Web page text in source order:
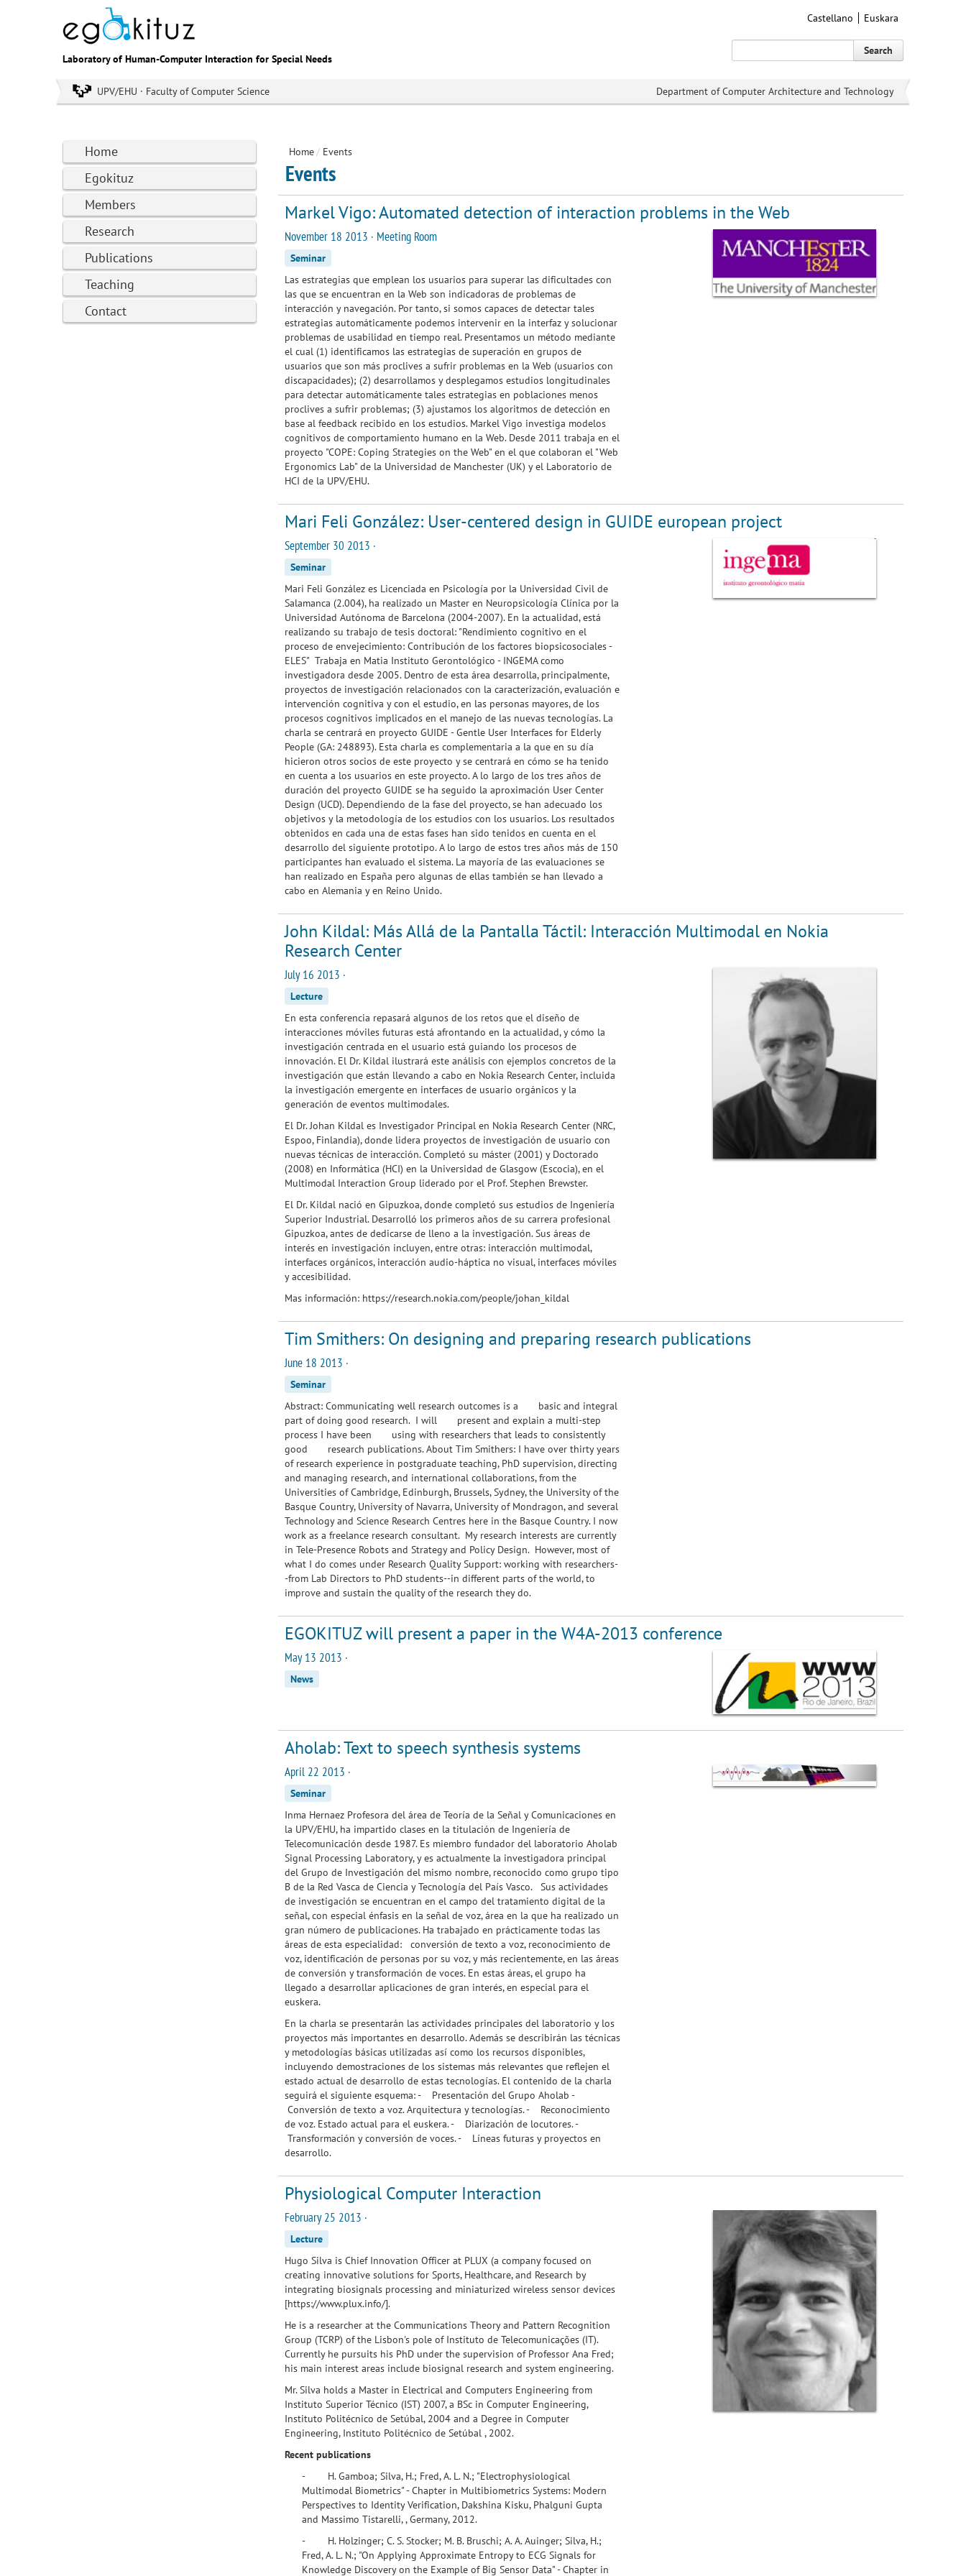
Laboratory of Human-Computer Interaction for Special Needs
Castellano Euskara
Search
UPV/EHU · Faculty of Computer Science Department of Computer Architecture and Technology
Home
Egokituz
Members
Research
Publications
Teaching
Contact
Home/ Events
Events
Markel Vigo: Automated detection of interaction problems in the Web
November 18 2013 · Meeting Room
Seminar
Las estrategias que emplean los usuarios para superar las dificultades con
las que se encuentran en la Web son indicadoras de problemas de
interacción y navegación. Por tanto, si somos capaces de detectar tales
estrategias automáticamente podemos intervenir en la interfaz y solucionar
problemas de usabilidad en tiempo real. Presentamos un método mediante
el cual (1) identificamos las estrategias de superación en grupos de
usuarios que son más proclives a sufrir problemas en la Web (usuarios con
discapacidades); (2) desarrollamos y desplegamos estudios longitudinales
para detectar automáticamente tales estrategias en poblaciones menos
proclives a sufrir problemas; (3) ajustamos los algoritmos de detección en
base al feedback recibido en los estudios. Markel Vigo investiga modelos
cognitivos de comportamiento humano en la Web. Desde 2011 trabaja en el
proyecto "COPE: Coping Strategies on the Web" en el que colaboran el "Web
Ergonomics Lab" de la Universidad de Manchester (UK) y el Laboratorio de
HCI de la UPV/EHU.
Mari Feli González: User-centered design in GUIDE european project
September 30 2013 ·
Seminar
Mari Feli González es Licenciada en Psicología por la Universidad Civil de
Salamanca (2.004), ha realizado un Master en Neuropsicología Clínica por la
Universidad Autónoma de Barcelona (2004-2007). En la actualidad, está
realizando su trabajo de tesis doctoral: "Rendimiento cognitivo en el
proceso de envejecimiento: Contribución de los factores biopsicosociales -
ELES" Trabaja en Matia Instituto Gerontológico - INGEMA como
investigadora desde 2005. Dentro de esta área desarrolla, principalmente,
proyectos de investigación relacionados con la caracterización, evaluación e
intervención cognitiva y con el estudio, en las personas mayores, de los
procesos cognitivos implicados en el manejo de las nuevas tecnologías. La
charla se centrará en proyecto GUIDE - Gentle User Interfaces for Elderly
People (GA: 248893). Esta charla es complementaria a la que en su día
hicieron otros socios de este proyecto y se centrará en cómo se ha tenido
en cuenta a los usuarios en este proyecto. A lo largo de los tres años de
duración del proyecto GUIDE se ha seguido la aproximación User Center
Design (UCD). Dependiendo de la fase del proyecto, se han adecuado los
objetivos y la metodología de los estudios con los usuarios. Los resultados
obtenidos en cada una de estas fases han sido tenidos en cuenta en el
desarrollo del siguiente prototipo. A lo largo de estos tres años más de 150
participantes han evaluado el sistema. La mayoría de las evaluaciones se
han realizado en España pero algunas de ellas también se han llevado a
cabo en Alemania y en Reino Unido.
John Kildal: Más Allá de la Pantalla Táctil: Interacción Multimodal en Nokia
Research Center
July 16 2013 ·
Lecture
En esta conferencia repasará algunos de los retos que el diseño de
interacciones móviles futuras está afrontando en la actualidad, y cómo la
investigación centrada en el usuario está guiando los procesos de
innovación. El Dr. Kildal ilustrará este análisis con ejemplos concretos de la
investigación que están llevando a cabo en Nokia Research Center, incluida
la investigación emergente en interfaces de usuario orgánicos y la
generación de eventos multimodales.
El Dr. Johan Kildal es Investigador Principal en Nokia Research Center (NRC,
Espoo, Finlandia), donde lidera proyectos de investigación de usuario con
nuevas técnicas de interacción. Completó su máster (2001) y Doctorado
(2008) en Informática (HCI) en la Universidad de Glasgow (Escocia), en el
Multimodal Interaction Group liderado por el Prof. Stephen Brewster.
El Dr. Kildal nació en Gipuzkoa, donde completó sus estudios de Ingeniería
Superior Industrial. Desarrolló los primeros años de su carrera profesional
Gipuzkoa, antes de dedicarse de lleno a la investigación. Sus áreas de
interés en investigación incluyen, entre otras: interacción multimodal,
interfaces orgánicos, interacción audio-háptica no visual, interfaces móviles
y accesibilidad.
Mas información: https://research.nokia.com/people/johan_kildal
Tim Smithers: On designing and preparing research publications
June 18 2013 ·
Seminar
Abstract: Communicating well research outcomes is a basic and integral
part of doing good research. I will present and explain a multi-step
process I have been using with researchers that leads to consistently
good research publications. About Tim Smithers: I have over thirty years
of research experience in postgraduate teaching, PhD supervision, directing
and managing research, and international collaborations, from the
Universities of Cambridge, Edinburgh, Brussels, Sydney, the University of the
Basque Country, University of Navarra, University of Mondragon, and several
Technology and Science Research Centres here in the Basque Country. I now
work as a freelance research consultant. My research interests are currently
in Tele-Presence Robots and Strategy and Policy Design. However, most of
what I do comes under Research Quality Support: working with researchers-
-from Lab Directors to PhD students--in different parts of the world, to
improve and sustain the quality of the research they do.
EGOKITUZ will present a paper in the W4A-2013 conference
May 13 2013 ·
News
Aholab: Text to speech synthesis systems
April 22 2013 ·
Seminar
Inma Hernaez Profesora del área de Teoría de la Señal y Comunicaciones en
la UPV/EHU, ha impartido clases en la titulación de Ingeniería de
Telecomunicación desde 1987. Es miembro fundador del laboratorio Aholab
Signal Processing Laboratory, y es actualmente la investigadora principal
del Grupo de Investigación del mismo nombre, reconocido como grupo tipo
B de la Red Vasca de Ciencia y Tecnología del País Vasco. Sus actividades
de investigación se encuentran en el campo del tratamiento digital de la
señal, con especial énfasis en la señal de voz, área en la que ha realizado un
gran número de publicaciones. Ha trabajado en prácticamente todas las
áreas de esta especialidad: conversión de texto a voz, reconocimiento de
voz, identificación de personas por su voz, y más recientemente, en las áreas
de conversión y transformación de voces. En estas áreas, el grupo ha
llegado a desarrollar aplicaciones de gran interés, en especial para el
euskera.
En la charla se presentarán las actividades principales del laboratorio y los
proyectos más importantes en desarrollo. Además se describirán las técnicas
y metodologías básicas utilizadas así como los recursos disponibles,
incluyendo demostraciones de los sistemas más relevantes que reflejen el
estado actual de desarrollo de estas tecnologías. El contenido de la charla
seguirá el siguiente esquema: - Presentación del Grupo Aholab -
Conversión de texto a voz. Arquitectura y tecnologías. - Reconocimiento
de voz. Estado actual para el euskera. - Diarización de locutores. -
Transformación y conversión de voces. - Líneas futuras y proyectos en
desarrollo.
Physiological Computer Interaction
February 25 2013 ·
Lecture
Hugo Silva is Chief Innovation Officer at PLUX (a company focused on
creating innovative solutions for Sports, Healthcare, and Research by
integrating biosignals processing and miniaturized wireless sensor devices
[https://www.plux.info/].
He is a researcher at the Communications Theory and Pattern Recognition
Group (TCRP) of the Lisbon's pole of Instituto de Telecomunicações (IT).
Currently he pursuits his PhD under the supervision of Professor Ana Fred;
his main interest areas include biosignal research and system engineering.
Mr. Silva holds a Master in Electrical and Computers Engineering from
Instituto Superior Técnico (IST) 2007, a BSc in Computer Engineering,
Instituto Politécnico de Setúbal, 2004 and a Degree in Computer
Engineering, Instituto Politécnico de Setúbal , 2002.
Recent publications
- H. Gamboa; Silva, H.; Fred, A. L. N.; "Electrophysiological
Multimodal Biometrics" - Chapter in Multibiometrics Systems: Modern
Perspectives to Identity Verification, Dakshina Kisku, Phalguni Gupta
and Massimo Tistarelli, , Germany, 2012.
- H. Holzinger; C. S. Stocker; M. B. Bruschi; A. A. Auinger; Silva, H.;
Fred, A. L. N.; "On Applying Approximate Entropy to ECG Signals for
Knowledge Discovery on the Example of Big Sensor Data" - Chapter in